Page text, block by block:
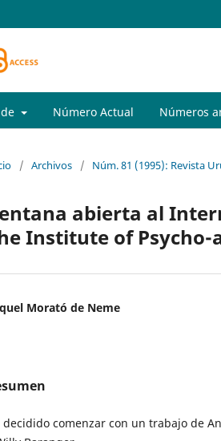
Número Actual Números
/ Archivos / Núm. 81 (1995): Revista
abierta al
Institute of Psycho-
Morató de Neme
decidido comenzar con un trabajo de